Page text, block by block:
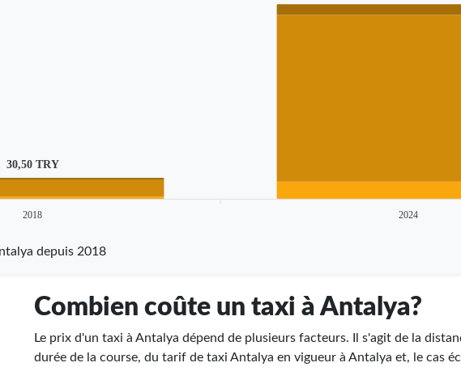
30,50 TRY
2018 2024
depuis 2018
Combien coûte un taxi à Antalya?
Le prix d'un taxi à Antalya dépend de plusieurs facteurs. Il s'agit de la
durée de la course, du tarif de taxi Antalya en vigueur à Antalya et, le cas